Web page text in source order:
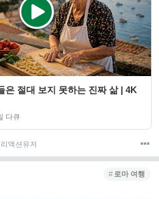
은 절대 보지 못하는 진짜 삶 | 4K
다큐
리액션유저
로마 여행